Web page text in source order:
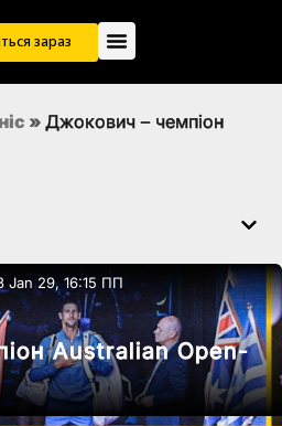
зараз
» Джокович – чемпіон
Jan 29, 16:15 ПП
Australian Open-